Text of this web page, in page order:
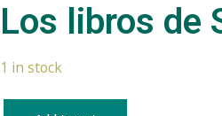
Los libros de
1 in stock